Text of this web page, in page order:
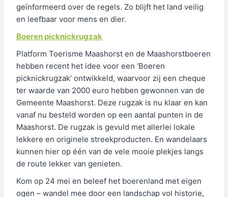
geïnformeerd over de regels. Zo blijft het land veilig
en leefbaar voor mens en dier.
Boeren picknickrugzak
Platform Toerisme Maashorst en de Maashorstboeren
hebben recent het idee voor een ‘Boeren
picknickrugzak’ ontwikkeld, waarvoor zij een cheque
ter waarde van 2000 euro hebben gewonnen van de
Gemeente Maashorst. Deze rugzak is nu klaar en kan
vanaf nu besteld worden op een aantal punten in de
Maashorst. De rugzak is gevuld met allerlei lokale
lekkere en originele streekproducten. En wandelaars
kunnen hier op één van de vele mooie plekjes langs
de route lekker van genieten.
Kom op 24 mei en beleef het boerenland met eigen
ogen – wandel mee door een landschap vol historie,